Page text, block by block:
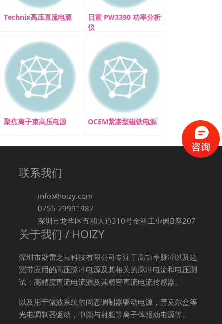
Technix高压直流电源
日置 PW3390 功率分析
仪
聚焦离子束高压电源 OCEM紧凑型磁铁电源
联系我们
info@hoizy.com
0755-29991987
深圳市龙华区五和大道310号金科工业园B座207
关于我们 / HOIZY
深圳市勋雷之云科技有限公司专注于高功率脉冲以及超
宽带应用的高压脉冲电源及其相关的脉冲电流和电压测
试；高精度直流电流源及其精密直流电流传感器。
以及用于微波系统的固态调制器驱动电源，普克尔盒等
光电调制器驱动，中频与射频等离子体驱动电源等。